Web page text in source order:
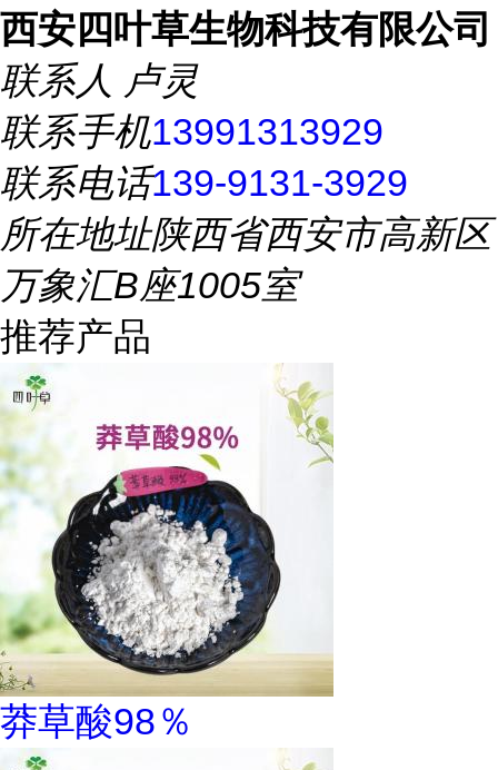
西安四叶草生物科技有限公司
联系人 卢灵
联系手机13991313929
联系电话139-9131-3929
所在地址陕西省西安市高新区
万象汇B座1005室
推荐产品
莽草酸98％